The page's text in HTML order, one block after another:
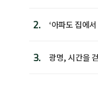
2.
‘아파도 집에
3. 광명, 시간을